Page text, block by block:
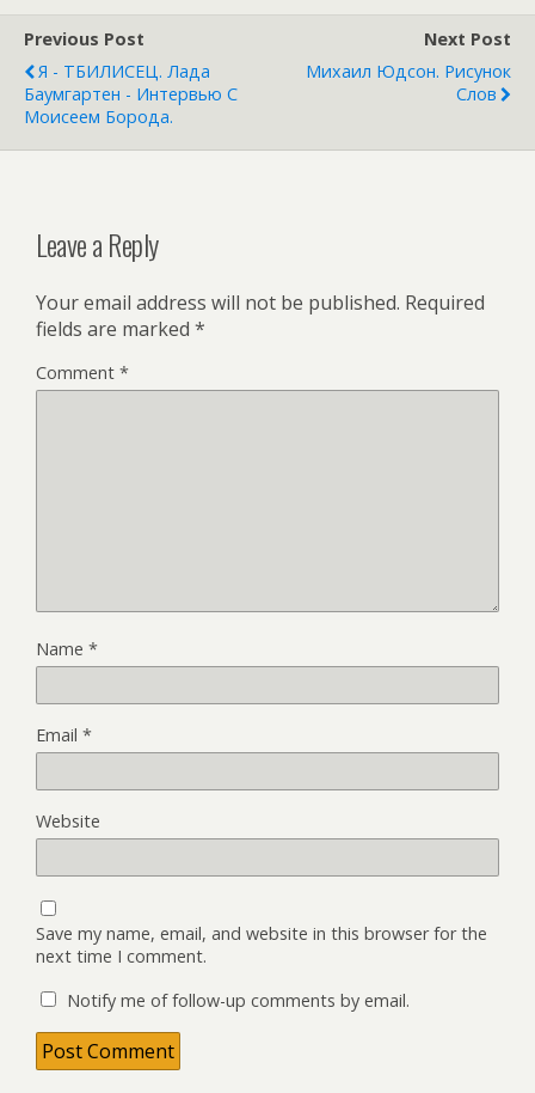
Previous Post
Я - ТБИЛИСЕЦ. Лада
Баумгартен - Интервью С
Моисеем Борода.
Next Post
Михаил Юдсон. Рисунок
Слов
Leave a Reply
Your email address will not be published. Required
fields are marked *
Comment *
Name *
Email *
Website
Save my name, email, and website in this browser for the
next time I comment.
Notify me of follow-up comments by email.